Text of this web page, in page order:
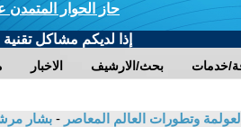
حاز الحوار المتمدن
إذا لديكم مشاكل
الاخبار بحث/الارشيف خدمات
العولمة وتطورات العالم المعاصر - بشار